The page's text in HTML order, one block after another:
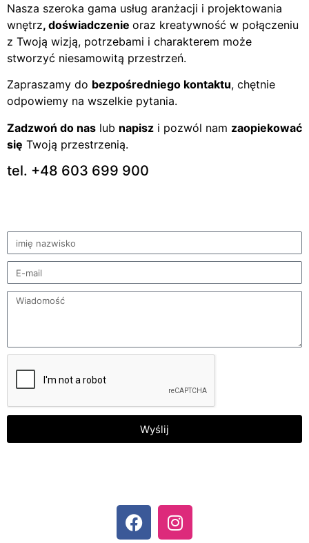
Nasza szeroka gama usług aranżacji i projektowania
wnętrz, doświadczenie oraz kreatywność w połączeniu
z Twoją wizją, potrzebami i charakterem może
stworzyć niesamowitą przestrzeń.
Zapraszamy do bezpośredniego kontaktu, chętnie
odpowiemy na wszelkie pytania.
Zadzwoń do nas lub napisz i pozwól nam zaopiekować
się Twoją przestrzenią.
tel. +48 603 699 900
Wyślij